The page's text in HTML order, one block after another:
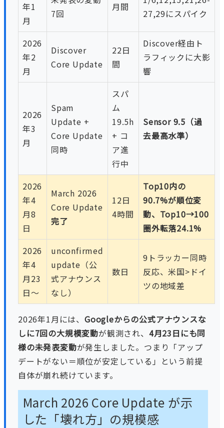
年1
月
7回
月間
27,29にスパイク
2026
年2
月
Discover
Core Update
22日
間
Discover経由ト
ラフィックに大影
響
2026
年3
月
Spam
Update +
Core Update
同時
スパ
ム
19.5h
+ コ
ア進
行中
Sensor 9.5（過
去最高水準）
2026
年4
月8
日
March 2026
Core Update
完了
12日
4時間
Top10内の
90.7%が順位変
動、Top10→100
圏外転落24.1%
2026
年4
月23
日〜
unconfirmed
update（公
式アナウンス
なし）
数日
9トラッカー同時
反応、米国>ドイ
ツの地域差
2026年1月には、 Googleからの公式アナウンスな
しに7回の大規模変動が観測され、 4月23日にも同
様の未発表変動が発生しました。つまり「アップ
デートがない＝順位が安定している」という前提
自体が崩れ続けています。
March 2026 Core Update が示
した「壊れ方」の規模感